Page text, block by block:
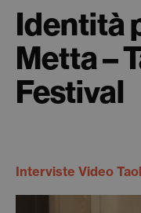
Identità
Metta –
Festival
Interviste Video